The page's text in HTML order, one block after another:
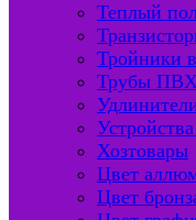
Теплый
Тройники
Трубы
Хозтовары
Цвет
Цвет